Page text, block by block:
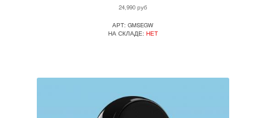
24,990руб
АРТ: GMSEGW
НА СКЛАДЕ: НЕТ